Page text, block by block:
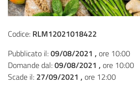
Codice: RLM12021018422
Pubblicato il:09/08/2021 , ore 10:00
Domande dal:09/08/2021 , ore 10:00
Scade il: 27/09/2021 , ore 12:00